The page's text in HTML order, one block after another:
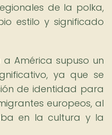
de la polka,
estilo y significado
América supuso un
ya que se
de identidad para
europeos, al
en la cultura y la